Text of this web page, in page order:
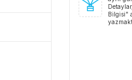
Bilgisi"